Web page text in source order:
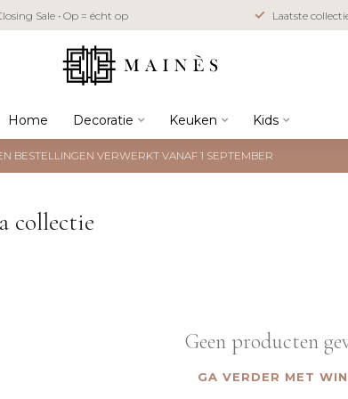
Sale • Op = écht op Laatste
Home Decoratie Keuken Kids
BESTELLINGEN VERWERKT VANAF 1 SEPTEMBER
collectie
Geen producten
GA VERDER MET